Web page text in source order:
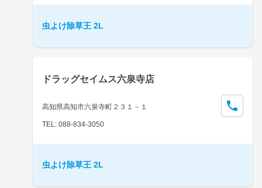
虫よけ除草王 2L
ドラッグセイムス六泉寺店
高知県高知市六泉寺町２３１－１
TEL: 088-834-3050
虫よけ除草王 2L